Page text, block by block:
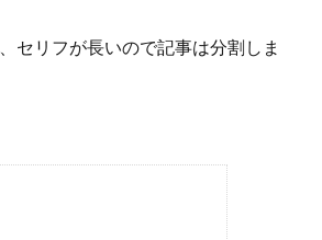
セリフが長いので記事は分割しま